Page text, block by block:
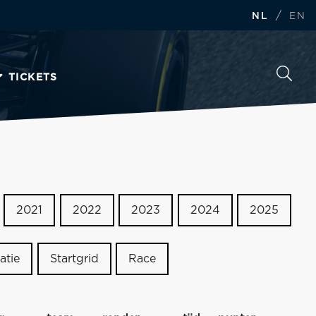
NL / EN
TICKETS
2021 2022 2023 2024 2025
Startgrid Race